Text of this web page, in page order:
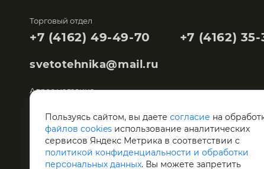
Торговый отдел
+7 (4162) 49-49-70 +7 (4162)
svetotehnika@mail.ru
Адрес магазина
Склад "Светотехника"
Благовещенск, Артиллерийская, 119
Пользуясь сайтом, вы даете согласие на
файлов cookies использование аналитических
сервисов Яндекс Метрика в соответствии с
политикой конфиденциальности и обработки
персональных данных. Вы можете запретить